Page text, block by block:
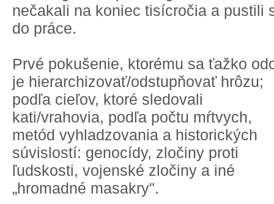
nečakali na koniec tisícročia a pustili
do práce.
Prvé pokušenie, ktorému sa ťažko
je hierarchizovať/odstupňovať hrôzu;
podľa cieľov, ktoré sledovali
kati/vrahovia, podľa počtu mŕtvych,
metód vyhladzovania a historických
súvislostí: genocídy, zločiny proti
ľudskosti, vojenské zločiny a iné
„hromadné masakry".